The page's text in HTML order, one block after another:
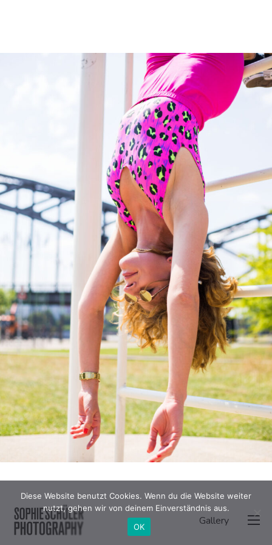
Gallery
Diese Website benutzt Cookies. Wenn du die Website weiter
nutzt, gehen wir von deinem Einverständnis aus.
OK